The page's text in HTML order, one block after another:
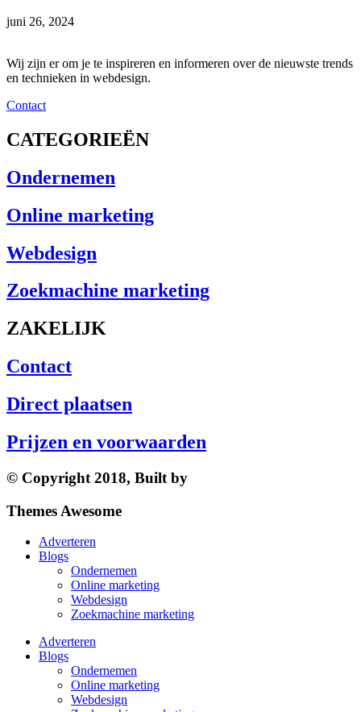
juni 26, 2024
Wij zijn er om je te inspireren en informeren over de nieuwste trends
en technieken in webdesign.
Contact
CATEGORIEËN
Ondernemen
Online marketing
Webdesign
Zoekmachine marketing
ZAKELIJK
Contact
Direct plaatsen
Prijzen en voorwaarden
© Copyright 2018, Built by
Themes Awesome
Adverteren
Blogs
Ondernemen
Online marketing
Webdesign
Zoekmachine marketing
Adverteren
Blogs
Ondernemen
Online marketing
Webdesign